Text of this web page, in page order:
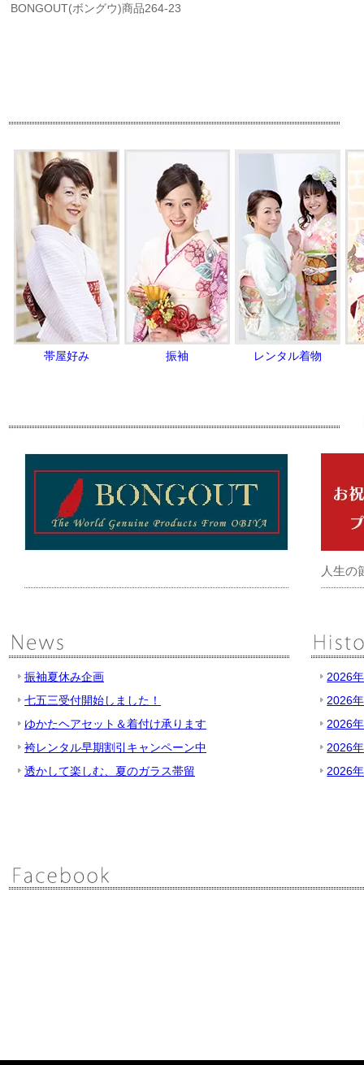
BONGOUT(ボングウ)商品264-23
帯屋好み 振袖 レンタル着物
人生の
振袖夏休み企画
七五三受付開始しました！
ゆかたヘアセット＆着付け承ります
袴レンタル早期割引キャンペーン中
透かして楽しむ、夏のガラス帯留
2026
2026
2026
2026
2026